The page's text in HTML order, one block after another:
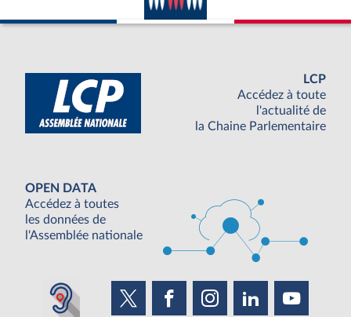
LCP
Accédez à toute
l'actualité de
la Chaine Parlementaire
OPEN DATA
Accédez à toutes
les données de
l'Assemblée nationale